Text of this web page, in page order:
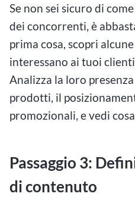
Se non sei sicuro di
dei concorrenti, è
prima cosa, scopri
interessano ai tuoi
Analizza la loro
prodotti, il
promozionali, e vedi
Passaggio 3:
di contenuto